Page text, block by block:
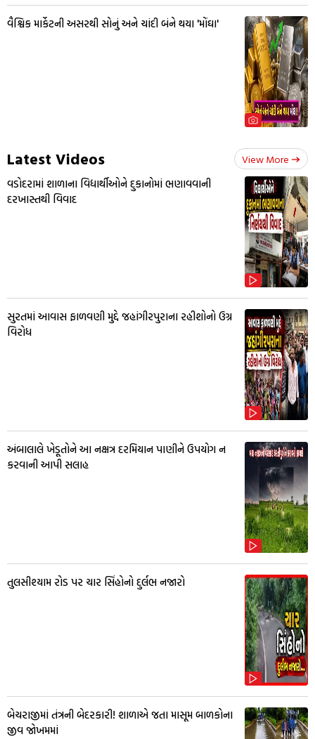
વૈશ્વિક માર્કેટની અસરથી સોનું અને ચાંદી બંને થયા 'મોંઘા'
Latest Videos View More
વડોદરામાં શાળાના વિદ્યાર્થીઓને દુકાનોમાં ભણાવવાની
દરખાસ્તથી વિવાદ
સુરતમાં આવાસ ફાળવણી મુદ્દે જહાંગીરપુરાના રહીશોનો ઉગ્ર
વિરોધ
અંબાલાલે ખેડૂતોને આ નક્ષત્ર દરમિયાન પાણીને ઉપયોગ ન
કરવાની આપી સલાહ
તુલસીશ્યામ રોડ પર ચાર સિંહોનો દુર્લભ નજારો
બેચરાજીમાં તંત્રની બેદરકારી! શાળાએ જતા માસૂમ બાળકોના
જીવ જોખમમાં